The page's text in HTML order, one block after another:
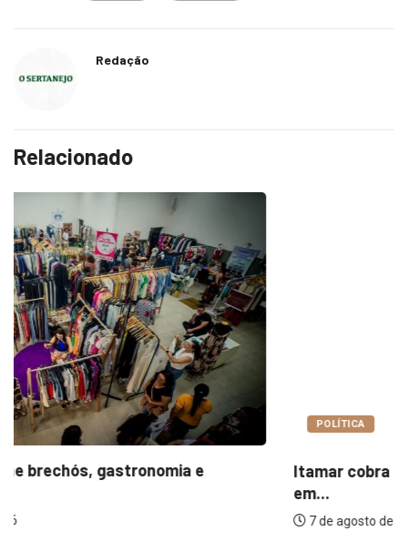
Redação
Relacionado
POLÍTICA
Itamar cobra prazo para melhorias estruturais